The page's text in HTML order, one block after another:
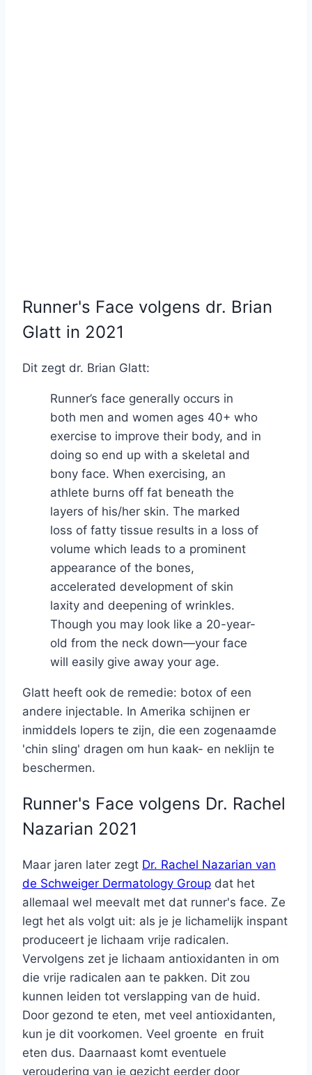
Runner's Face volgens dr. Brian
Glatt in 2021
Dit zegt dr. Brian Glatt:
Runner’s face generally occurs in
both men and women ages 40+ who
exercise to improve their body, and in
doing so end up with a skeletal and
bony face. When exercising, an
athlete burns off fat beneath the
layers of his/her skin. The marked
loss of fatty tissue results in a loss of
volume which leads to a prominent
appearance of the bones,
accelerated development of skin
laxity and deepening of wrinkles.
Though you may look like a 20-year-
old from the neck down—your face
will easily give away your age.
Glatt heeft ook de remedie: botox of een
andere injectable. In Amerika schijnen er
inmiddels lopers te zijn, die een zogenaamde
'chin sling' dragen om hun kaak- en neklijn te
beschermen.
Runner's Face volgens Dr. Rachel
Nazarian 2021
Maar jaren later zegt Dr. Rachel Nazarian van
de Schweiger Dermatology Group dat het
allemaal wel meevalt met dat runner's face. Ze
legt het als volgt uit: als je je lichamelijk inspant
produceert je lichaam vrije radicalen.
Vervolgens zet je lichaam antioxidanten in om
die vrije radicalen aan te pakken. Dit zou
kunnen leiden tot verslapping van de huid.
Door gezond te eten, met veel antioxidanten,
kun je dit voorkomen. Veel groente en fruit
eten dus. Daarnaast komt eventuele
veroudering van je gezicht eerder door